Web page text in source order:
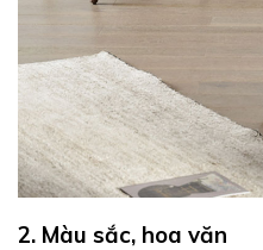
2. Màu sắc, hoa văn